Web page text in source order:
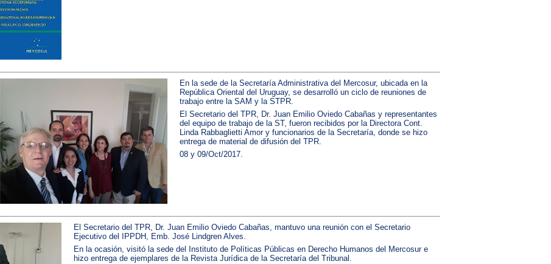
En la sede de la Secretaría Administrativa del Mercosur, ubicada en la
República Oriental del Uruguay, se desarrolló un ciclo de reuniones de
trabajo entre la SAM y la STPR.
El Secretario del TPR, Dr. Juan Emilio Oviedo Cabañas y representantes
del equipo de trabajo de la ST, fueron recibidos por la Directora Cont.
Linda Rabbaglietti Amor y funcionarios de la Secretaría, donde se hizo
entrega de material de difusión del TPR.
08 y 09/Oct/2017.
El Secretario del TPR, Dr. Juan Emilio Oviedo Cabañas, mantuvo una reunión con el Secretario
Ejecutivo del IPPDH, Emb. José Lindgren Alves.
En la ocasión, visitó la sede del Instituto de Políticas Públicas en Derecho Humanos del Mercosur e
hizo entrega de ejemplares de la Revista Jurídica de la Secretaría del Tribunal.